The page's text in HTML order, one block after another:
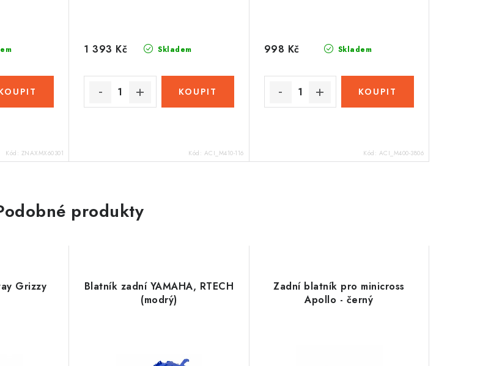
Kód: ZNAXMX60301
Skladem
1 393 Kč
Kód: ACI_M410-116
Skladem
998 Kč
Kód: ACI_M400-3806
produkty
Grizzy
Blatník zadní YAMAHA, RTECH
(modrý)
Zadní blatník pro minicross
Apollo - černý